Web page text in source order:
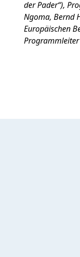
der Pader“),
Ngoma, Bernd
Europäischen
Programmleiter